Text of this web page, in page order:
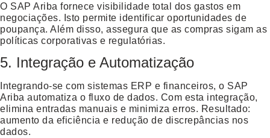
O SAP Ariba fornece visibilidade total dos gastos em
negociações. Isto permite identificar oportunidades de
poupança. Além disso, assegura que as compras sigam as
políticas corporativas e regulatórias.
5. Integração e Automatização
Integrando-se com sistemas ERP e financeiros, o SAP
Ariba automatiza o fluxo de dados. Com esta integração,
elimina entradas manuais e minimiza erros. Resultado:
aumento da eficiência e redução de discrepâncias nos
dados.